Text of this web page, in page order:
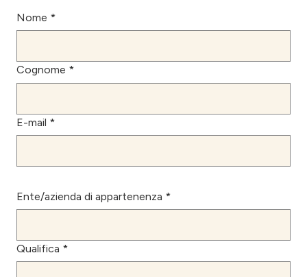
Nome *
Cognome *
E-mail *
Ente/azienda di appartenenza *
Qualifica *